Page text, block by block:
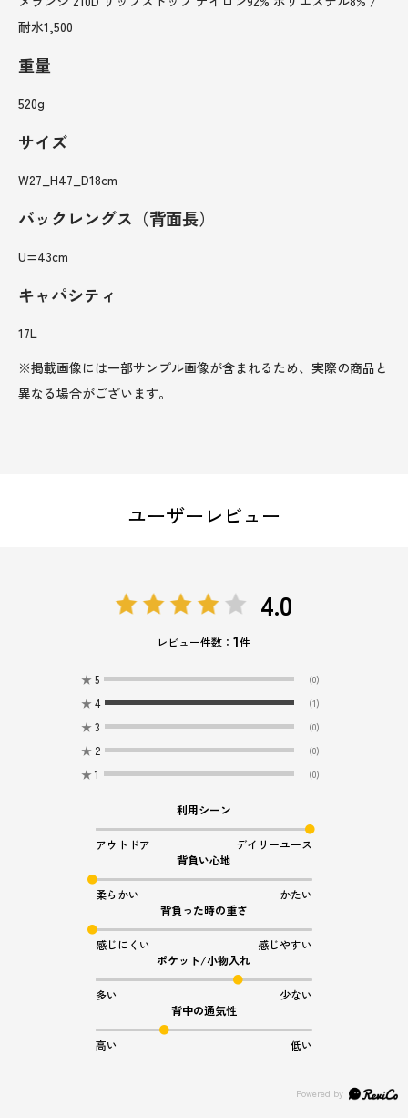
耐水1,500
重量
520g
サイズ
W27_H47_D18cm
バックレングス（背面長）
U=43cm
キャパシティ
17L
※掲載画像には一部サンプル画像が含まれるため、実際の商品と
異なる場合がございます。
ユーザーレビュー
4.0
レビュー件数：1件
★ 5 (0)
★ 4 (1)
★ 3 (0)
★ 2 (0)
★ 1 (0)
利用シーン
アウトドア
デイリーユース
背負い心地
柔らかい
かたい
背負った時の重さ
感じにくい
感じやすい
ポケット/小物入れ
多い
少ない
背中の通気性
高い 低い